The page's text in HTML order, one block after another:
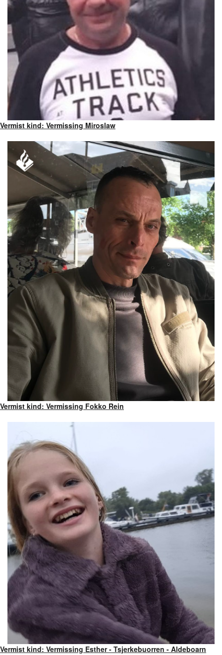
Vermist kind: Vermissing Miroslaw
Vermist kind: Vermissing Fokko Rein
Vermist kind: Vermissing Esther - Tsjerkebuorren - Aldeboarn